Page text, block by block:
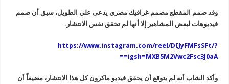
وقد صمم المقطع مصمم غرافيك مصري يدعى علي الطويل، سبق أن صمم
فيديوهات لبعض المشاهير إلا أنها لم تحقق نفس الانتشار.
https://www.instagram.com/reel/DIJyFMFsSFt/?
igsh=MXB5M2Vwc2Fsc3J0aA==
وأكد الشاب أنه لم يتوقع أن يحقق فيديو ماكرون كل هذا الانتشار، مضيفاً أن